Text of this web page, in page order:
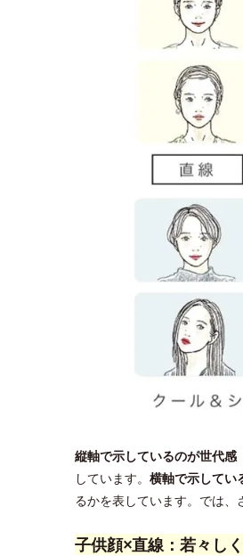
縦軸で示しているのが世代感
しています。 横軸で示してい
るかを表しています。では、
子供顔×直線：若々し